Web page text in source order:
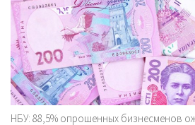
НБУ: 88,5% опрошенных бизнесменов